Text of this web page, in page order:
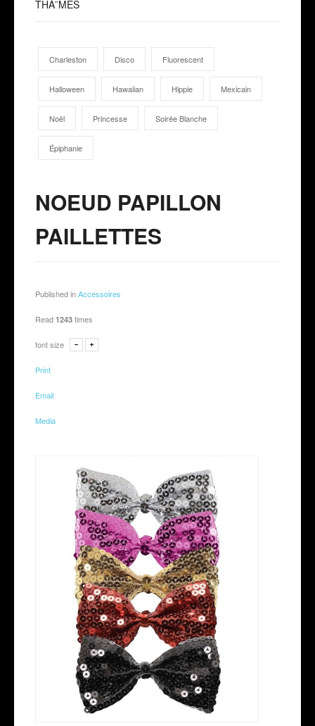
THÃ¨MES
Charleston Disco Fluorescent
Halloween Hawaiian Hippie Mexicain
Noël Princesse Soirée Blanche
Épiphanie
NOEUD PAPILLON
PAILLETTES
Published inAccessoires
Read 1243 times
font size
Print
Email
Media